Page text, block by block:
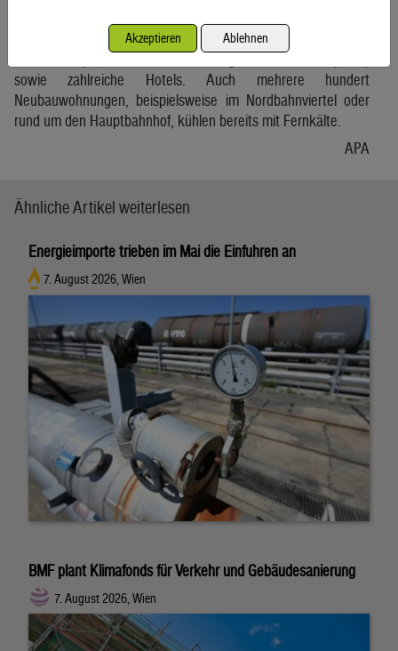
zählen unter anderem noch die Universität Wien, das Rathaus,
die Staatsoper, das Museum für angewandte Kunst (MAK)
sowie zahlreiche Hotels. Auch mehrere hundert
Neubauwohnungen, beispielsweise im Nordbahnviertel oder
rund um den Hauptbahnhof, kühlen bereits mit Fernkälte.
APA
Ähnliche Artikel weiterlesen
Energieimporte trieben im Mai die Einfuhren an
7. August 2026, Wien
BMF plant Klimafonds für Verkehr und Gebäudesanierung
7. August 2026, Wien
Akzeptieren Ablehnen